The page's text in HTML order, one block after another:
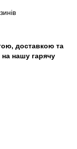
доставкою та
нашу гарячу